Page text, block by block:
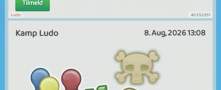
Tilmeld
Ludo #2352951
Kamp Ludo 8. Aug, 2026 13:08